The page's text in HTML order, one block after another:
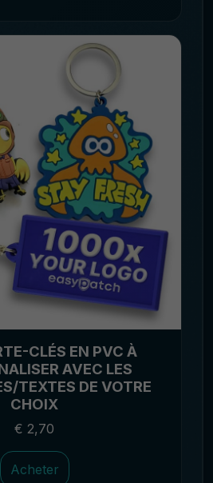
CLÉS EN PVC À
AVEC LES
TEXTES DE VOTRE
CHOIX
€ 2,70
Acheter